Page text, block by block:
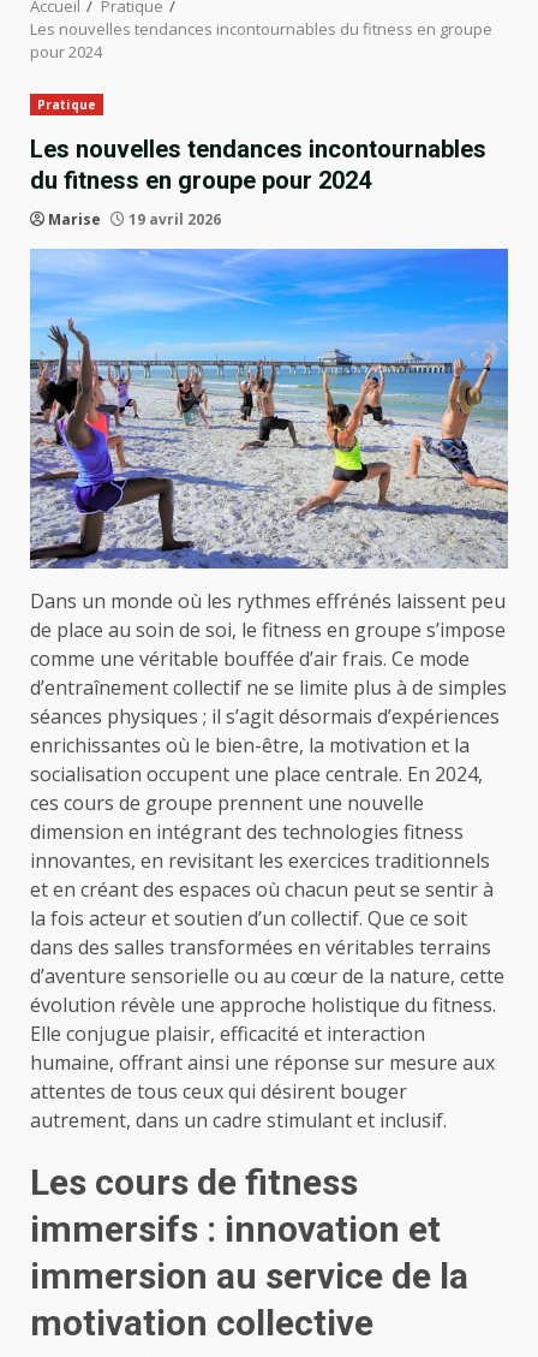
Accueil
Pratique
Les nouvelles tendances incontournables du fitness en groupe
pour 2024
Pratique
Les nouvelles tendances incontournables
du fitness en groupe pour 2024
Marise 19 avril 2026
Dans un monde où les rythmes effrénés laissent peu
de place au soin de soi, le fitness en groupe s’impose
comme une véritable bouffée d’air frais. Ce mode
d’entraînement collectif ne se limite plus à de simples
séances physiques ; il s’agit désormais d’expériences
enrichissantes où le bien-être, la motivation et la
socialisation occupent une place centrale. En 2024,
ces cours de groupe prennent une nouvelle
dimension en intégrant des technologies fitness
innovantes, en revisitant les exercices traditionnels
et en créant des espaces où chacun peut se sentir à
la fois acteur et soutien d’un collectif. Que ce soit
dans des salles transformées en véritables terrains
d’aventure sensorielle ou au cœur de la nature, cette
évolution révèle une approche holistique du fitness.
Elle conjugue plaisir, efficacité et interaction
humaine, offrant ainsi une réponse sur mesure aux
attentes de tous ceux qui désirent bouger
autrement, dans un cadre stimulant et inclusif.
Les cours de fitness
immersifs : innovation et
immersion au service de la
motivation collective